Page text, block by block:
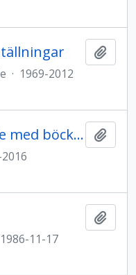
· 1969-2012
Handlingar samhörande med böcker, tidskrifter,fotografier m.m.
1986-11-17